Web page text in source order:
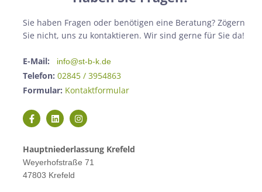
Sie haben Fragen oder benötigen eine Beratung? Zögern
Sie nicht, uns zu kontaktieren. Wir sind gerne für Sie da!
E-Mail: info@st-b-k.de
Telefon: 02845 / 3954863
Formular: Kontaktformular
Hauptniederlassung Krefeld
Weyerhofstraße 71
47803 Krefeld